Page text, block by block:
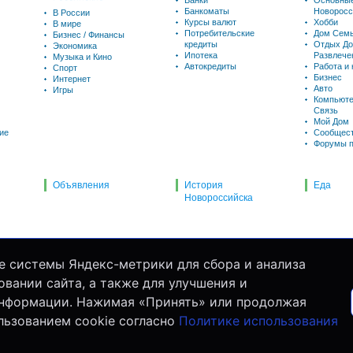
В России
В мире
Бизнес / Финансы
Экономика
Музыка и Кино
Спорт
Интернет
Игры
Банкоматы
Курсы валют
Потребительские
кредиты
Ипотека
Автокредиты
Хобби
Дом
Отдых
Работа и
Бизнес
Авто
Связь
Мой Дом
Форумы
Объявления
История
Новороссийска
Еда
Яндекс-метрики для сбора и анализа
сайта, а также для улучшения и
Нажимая «Принять» или продолжая
cookie согласно Политике использования